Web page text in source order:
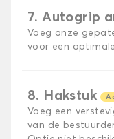
7. Autogrip
Voeg onze
voor een
8. Hakstuk
Voeg een
van de